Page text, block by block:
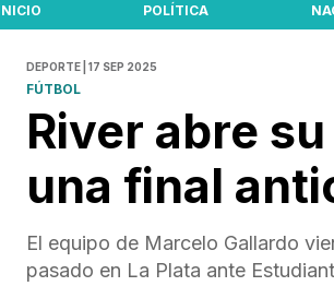
POLÍTICA
DEPORTE | 17 SEP 2025
FÚTBOL
River abre
una final
El equipo de Marcelo Gallardo
pasado en La Plata ante